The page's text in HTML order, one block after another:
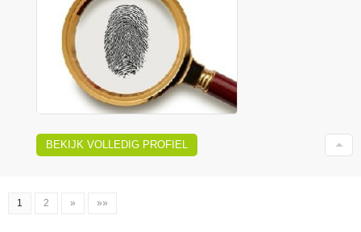
BEKIJK VOLLEDIG PROFIEL
1 2 » »»